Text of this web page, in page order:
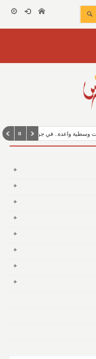
وسطية واعدة.. في جزر القمر